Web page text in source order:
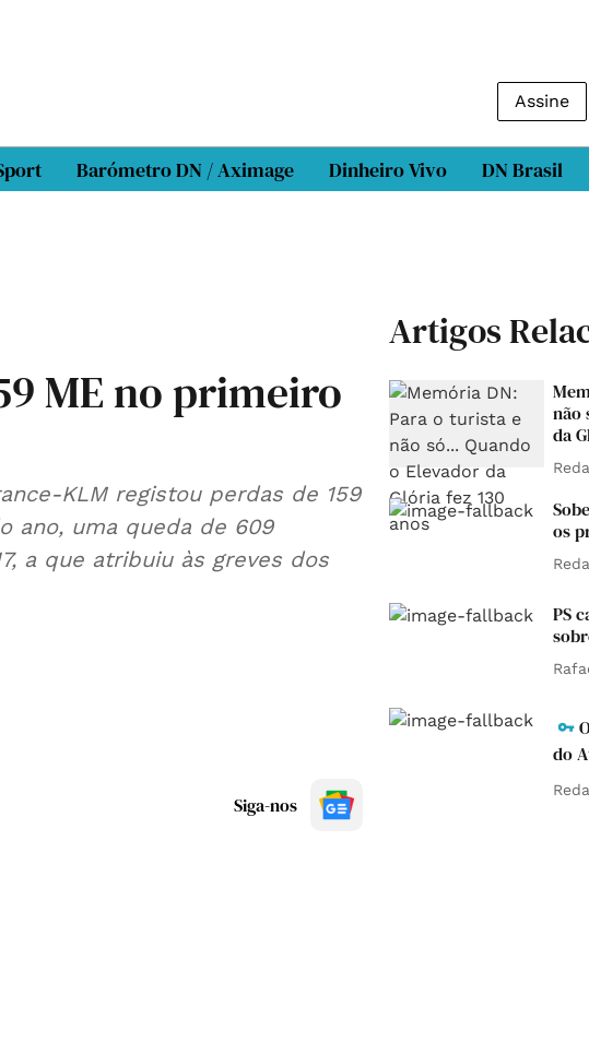
Assine
Barómetro DN / Aximage Dinheiro Vivo DN Brasil
ME no primeiro
KLM registou perdas de 159
ano, uma queda de 609
a que atribuiu às greves dos
Siga-nos
Artigos
não
da
os
PS
do